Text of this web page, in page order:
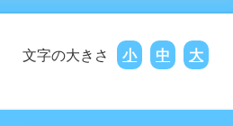
文字の大きさ 小 中 大